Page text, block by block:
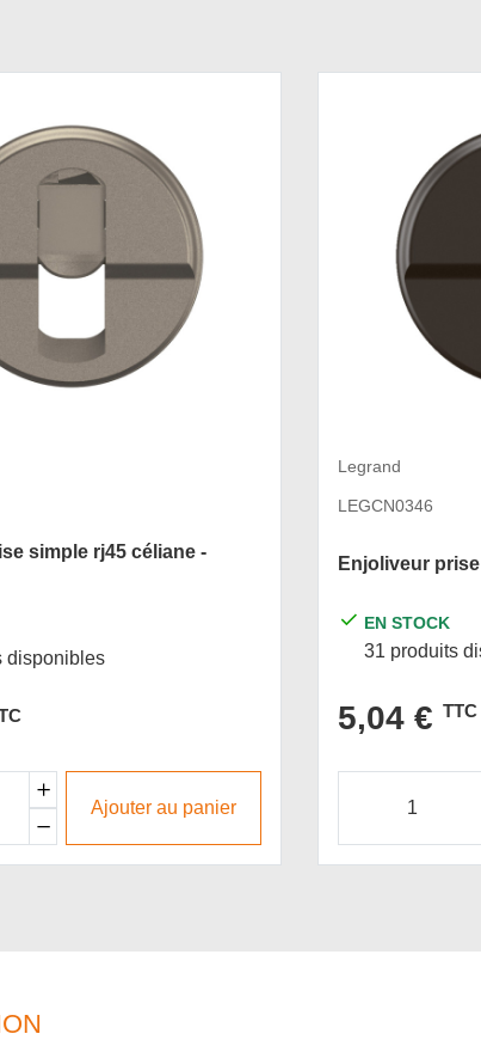
simple rj45 céliane -
disponibles
Ajouter au panier
Legrand
LEGCN0346
Enjoliveur
EN STOCK
31 produits
5,04 € TTC